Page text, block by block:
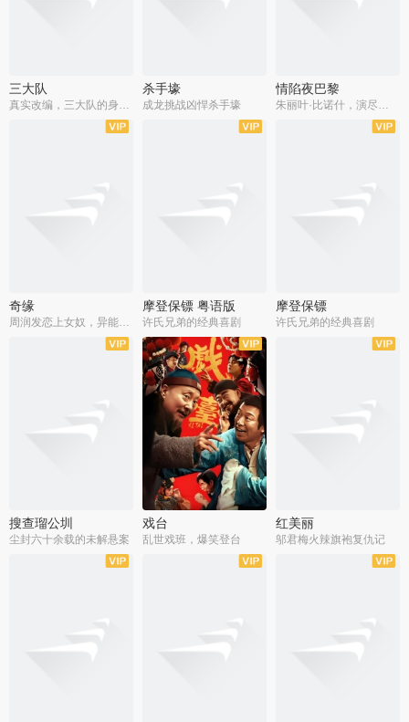
三大队 杀手壕
成龙挑战凶悍杀手壕
情陷夜巴黎
奇缘
周润发恋上女奴，异能护体战邪派
摩登保镖 粤语版
许氏兄弟的经典喜剧
摩登保镖
许氏兄弟的经典喜剧
搜查瑠公圳
尘封六十余载的未解悬案
戏台
乱世戏班，爆笑登台
红美丽
邬君梅火辣旗袍复仇记